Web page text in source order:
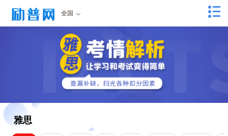
全国
雅思